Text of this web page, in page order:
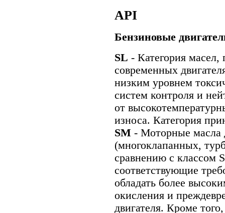
API
Бензиновые
SL - Категория масел,
современных
низким уровнем
систем контроля и
от
износа. Категория
SM - Моторные масла
(многоклапанных,
сравнению с классом
соответствующие
обладать более
окисления и
двигателя. Кроме